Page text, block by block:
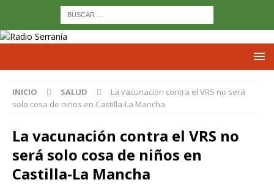
INICIO SALUD
La vacunación contra el VRS no será
solo cosa de niños en Castilla-La Mancha
La vacunación contra el VRS no
será solo cosa de niños en
Castilla-La Mancha